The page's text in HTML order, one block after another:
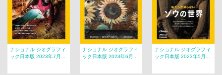
ナショナル ジオグラフィ
ック日本版 2023年7月...
ナショナル ジオグラフィ
ック日本版 2023年6月...
ナショナル ジオグラフィ
ック日本版 2023年5月...